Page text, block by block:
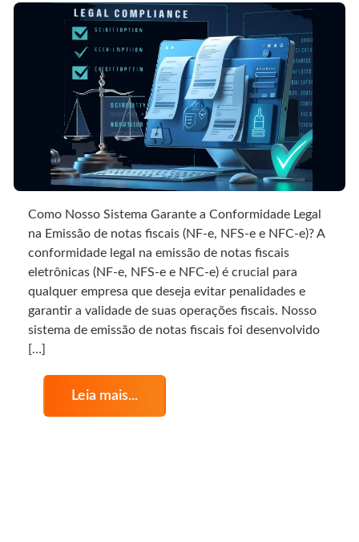
Como Nosso Sistema Garante a Conformidade Legal
na Emissão de notas fiscais (NF-e, NFS-e e NFC-e)? A
conformidade legal na emissão de notas fiscais
eletrônicas (NF-e, NFS-e e NFC-e) é crucial para
qualquer empresa que deseja evitar penalidades e
garantir a validade de suas operações fiscais. Nosso
sistema de emissão de notas fiscais foi desenvolvido
[…]
Leia mais...